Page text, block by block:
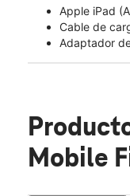
Apple iPad
Cable de
Adaptador
Mobile